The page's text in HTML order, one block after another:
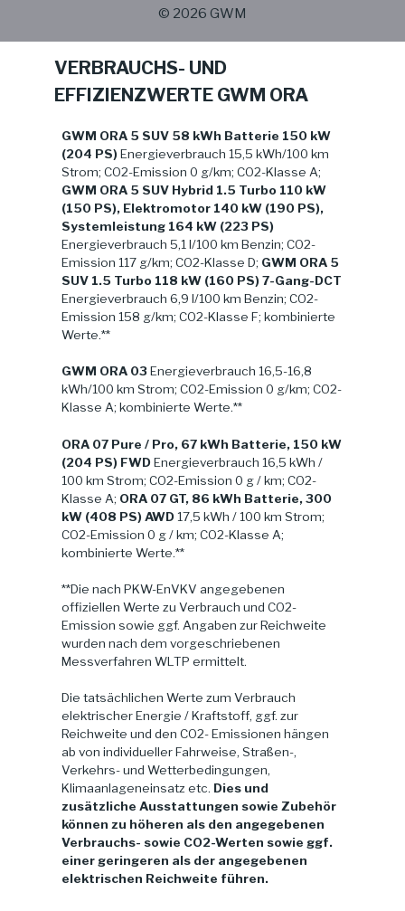
© 2026 GWM
VERBRAUCHS- UND
EFFIZIENZWERTE GWM ORA
GWM ORA 5 SUV 58 kWh Batterie 150 kW
(204 PS) Energieverbrauch 15,5 kWh/100 km
Strom; CO2-Emission 0 g/km; CO2-Klasse A;
GWM ORA 5 SUV Hybrid 1.5 Turbo 110 kW
(150 PS), Elektromotor 140 kW (190 PS),
Systemleistung 164 kW (223 PS)
Energieverbrauch 5,1 l/100 km Benzin; CO2-
Emission 117 g/km; CO2-Klasse D; GWM ORA 5
SUV 1.5 Turbo 118 kW (160 PS) 7-Gang-DCT
Energieverbrauch 6,9 l/100 km Benzin; CO2-
Emission 158 g/km; CO2-Klasse F; kombinierte
Werte.**
GWM ORA 03 Energieverbrauch 16,5-16,8
kWh/100 km Strom; CO2-Emission 0 g/km; CO2-
Klasse A; kombinierte Werte.**
ORA 07 Pure / Pro, 67 kWh Batterie, 150 kW
(204 PS) FWD Energieverbrauch 16,5 kWh /
100 km Strom; CO2-Emission 0 g / km; CO2-
Klasse A; ORA 07 GT, 86 kWh Batterie, 300
kW (408 PS) AWD 17,5 kWh / 100 km Strom;
CO2-Emission 0 g / km; CO2-Klasse A;
kombinierte Werte.**
**Die nach PKW-EnVKV angegebenen
offiziellen Werte zu Verbrauch und CO2-
Emission sowie ggf. Angaben zur Reichweite
wurden nach dem vorgeschriebenen
Messverfahren WLTP ermittelt.
Die tatsächlichen Werte zum Verbrauch
elektrischer Energie / Kraftstoff, ggf. zur
Reichweite und den CO2- Emissionen hängen
ab von individueller Fahrweise, Straßen-,
Verkehrs- und Wetterbedingungen,
Klimaanlageneinsatz etc. Dies und
zusätzliche Ausstattungen sowie Zubehör
können zu höheren als den angegebenen
Verbrauchs- sowie CO2-Werten sowie ggf.
einer geringeren als der angegebenen
elektrischen Reichweite führen.